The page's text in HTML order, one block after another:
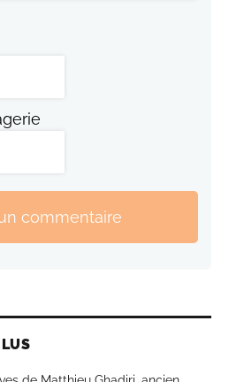
commentaire